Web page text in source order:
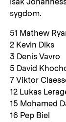
sygdom.
51 Mathew
2 Kevin Diks
3 Denis Vavro
5 David
7 Viktor
12 Lukas
15 Mohamed
16 Pep Biel